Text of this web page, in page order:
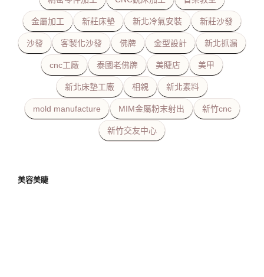
金屬加工 新莊床墊 新北冷氣安裝 新莊沙發
沙發 客製化沙發 佛牌 金型設計 新北抓漏
cnc工廠 泰國老佛牌 美睫店 美甲
新北床墊工廠 相親 新北素料
mold manufacture MIM金屬粉末射出 新竹cnc
新竹交友中心
美容美睫